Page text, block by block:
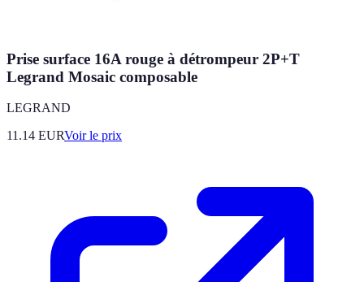
Prise surface 16A rouge à détrompeur 2P+T
Legrand Mosaic composable
LEGRAND
11.14 EURVoir le prix